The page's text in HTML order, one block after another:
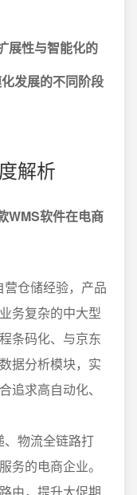
展性与智能化的
发展的不同阶段
解析
WMS软件在电商
仓储经验，产品
务复杂的中大型
条码化、与京东
据分析模块，实
追求高自动化、
物流全链路打
务的电商企业。